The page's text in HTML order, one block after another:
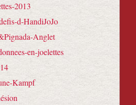
2013
d-HandiJoJo
Anglet
en-joelettes
Kampf